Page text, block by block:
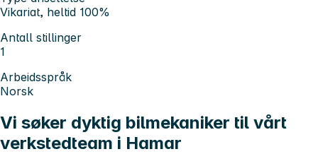
Vikariat, heltid 100%
Antall stillinger
1
Arbeidsspråk
Norsk
Vi søker dyktig bilmekaniker til vårt
verkstedteam i Hamar